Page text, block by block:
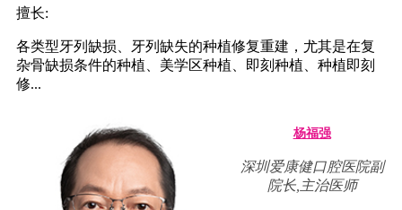
擅长:
各类型牙列缺损、牙列缺失的种植修复重建，尤其是在复
杂骨缺损条件的种植、美学区种植、即刻种植、种植即刻
修...
杨福强
深圳爱康健口腔医院副
院长,主治医师